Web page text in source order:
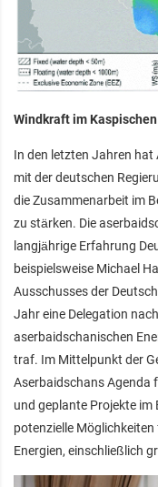
Windkraft im
In den letzten Jahren
mit der deutschen
die Zusammenarbeit im
zu stärken. Die
langjährige Erfahrung
beispielsweise Michael
Ausschusses der
Jahr eine Delegation
aserbaidschanischen
traf. Im Mittelpunkt der
Aserbaidschans Agenda
und geplante Projekte im
potenzielle
Energien, einschließlich